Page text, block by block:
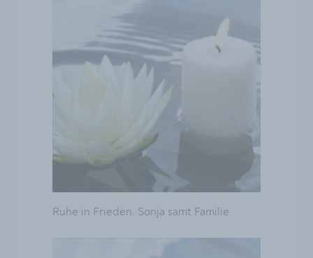
Ruhe in Frieden. Sonja samt Familie